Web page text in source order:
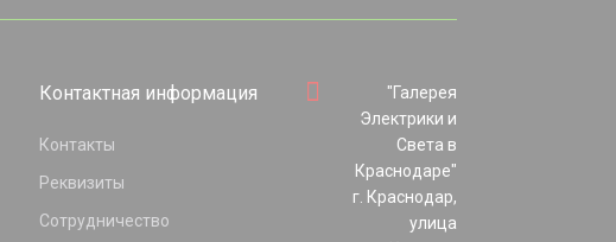
Контактная информация
Контакты
Реквизиты
Сотрудничество
"Галерея
Электрики и
Света в
Краснодаре"
г. Краснодар,
улица